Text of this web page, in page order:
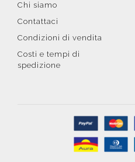
Chi siamo
Contattaci
Condizioni di vendita
Costi e tempi di
spedizione